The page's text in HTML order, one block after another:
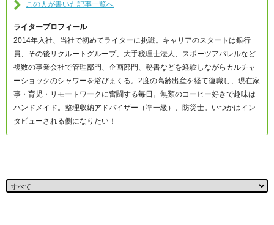
この人が書いた記事一覧へ
ライタープロフィール
2014年入社、当社で初めてライターに挑戦。キャリアのスタートは銀行
員、その後リクルートグループ、大手税理士法人、スポーツアパレルなど
複数の事業会社で管理部門、企画部門、秘書などを経験しながらカルチャ
ーショックのシャワーを浴びまくる。2度の高齢出産を経て復職し、現在家
事・育児・リモートワークに奮闘する毎日。無類のコーヒー好きで趣味は
ハンドメイド。整理収納アドバイザー（準一級）、防災士。いつかはイン
タビューされる側になりたい！